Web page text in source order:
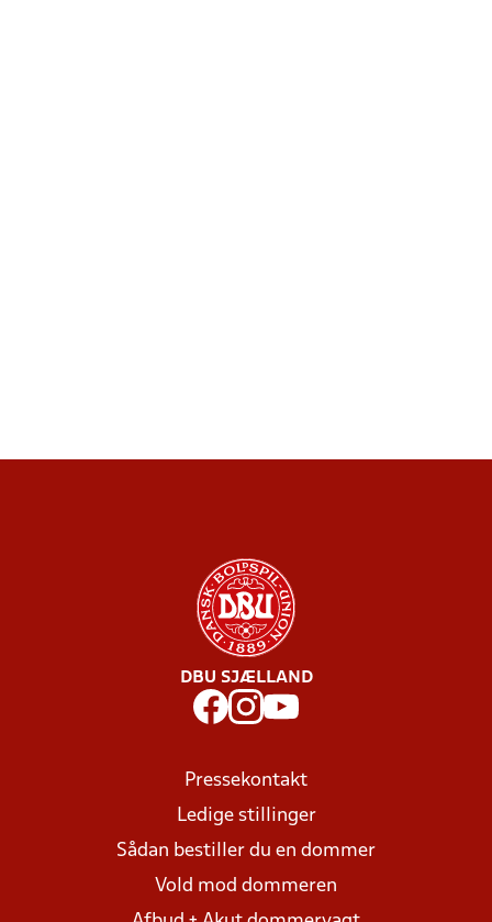
DBU SJÆLLAND
Pressekontakt
Ledige stillinger
Sådan bestiller du en dommer
Vold mod dommeren